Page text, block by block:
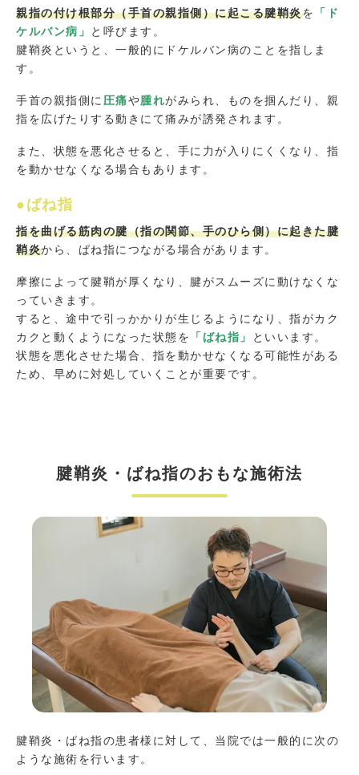
親指の付け根部分（手首の親指側）に起こる腱鞘炎を
「ド
ケルバン病」
と呼びます。
腱鞘炎というと、一般的にドケルバン病のことを指しま
す。
手首の親指側に 圧痛や腫れがみられ、ものを掴んだり、親
指を広げたりする動きにて痛みが誘発されます。
また、状態を悪化させると、手に力が入りにくくなり、指
を動かせなくなる場合もあります。
●ばね指
指を曲げる筋肉の腱（指の関節、手のひら側）に起きた腱
鞘炎から、ばね指につながる場合があります。
摩擦によって腱鞘が厚くなり、腱がスムーズに動けなくな
っていきます。
すると、途中で引っかかりが生じるようになり、指がカク
カクと動くようになった状態を
「ばね指」
といいます。
状態を悪化させた場合、指を動かせなくなる可能性がある
ため、早めに対処していくことが重要です。
腱鞘炎・ばね指のおもな施術法
腱鞘炎・ばね指の患者様に対して、当院では一般的に次の
ような施術を行います。